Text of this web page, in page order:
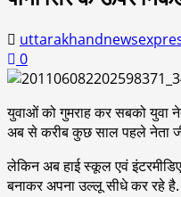
0
युवाओं को गुमराह कर सबको युवा
अब से करीब कुछ साल पहले नेता
लेकिन अब हाई स्कूल एवं
बनाकर अपना उल्लू सीधे कर रहे है.